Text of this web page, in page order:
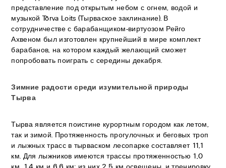
представление под открытым небом с огнем, водой и
музыкой Tõrva Loits (Тырваское заклинание). В
сотрудничестве с барабанщиком-виртуозом Рейго
Ахвеном был изготовлен крупнейший в мире комплект
барабанов, на котором каждый желающий сможет
попробовать поиграть с середины декабря.
Зимние радости среди изумительной природы
Тырва
Тырва является поистине курортным городом как летом,
так и зимой. Протяженность прогулочных и беговых троп
и лыжных трасс в тырваском лесопарке составляет 11,1
км. Для лыжников имеются трассы протяженностью 1,0